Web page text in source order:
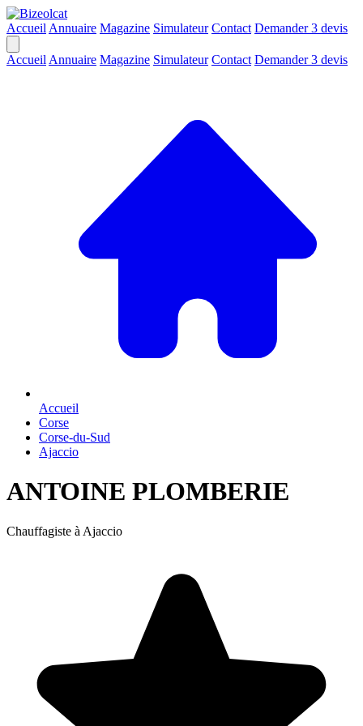
Accueil Annuaire Magazine Simulateur Contact Demander 3 devis
Accueil Annuaire Magazine Simulateur Contact Demander 3 devis
Accueil
Corse
Corse-du-Sud
Ajaccio
ANTOINE PLOMBERIE
Chauffagiste à Ajaccio